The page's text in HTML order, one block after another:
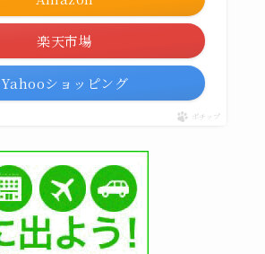
楽天市場
Yahooショッピング
ポチップ